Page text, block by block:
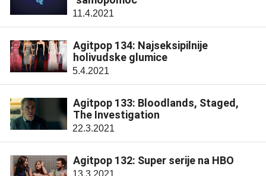
11.4.2021
Agitpop 134: Najseksipilnije
holivudske glumice
5.4.2021
Agitpop 133: Bloodlands, Staged,
The Investigation
22.3.2021
Agitpop 132: Super serije na HBO
13.3.2021